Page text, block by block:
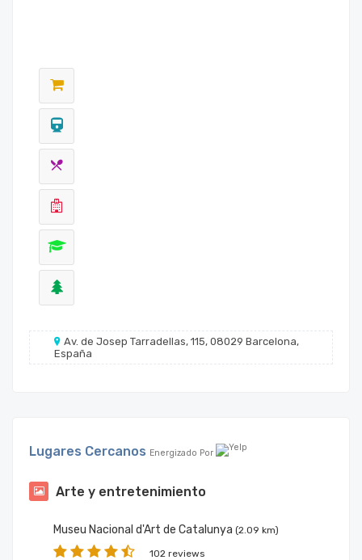
Av. de Josep Tarradellas, 115, 08029 Barcelona,
España
Lugares Cercanos Energizado Por
Arte y entretenimiento
Museu Nacional d'Art de Catalunya (2.09 km)
102 reviews